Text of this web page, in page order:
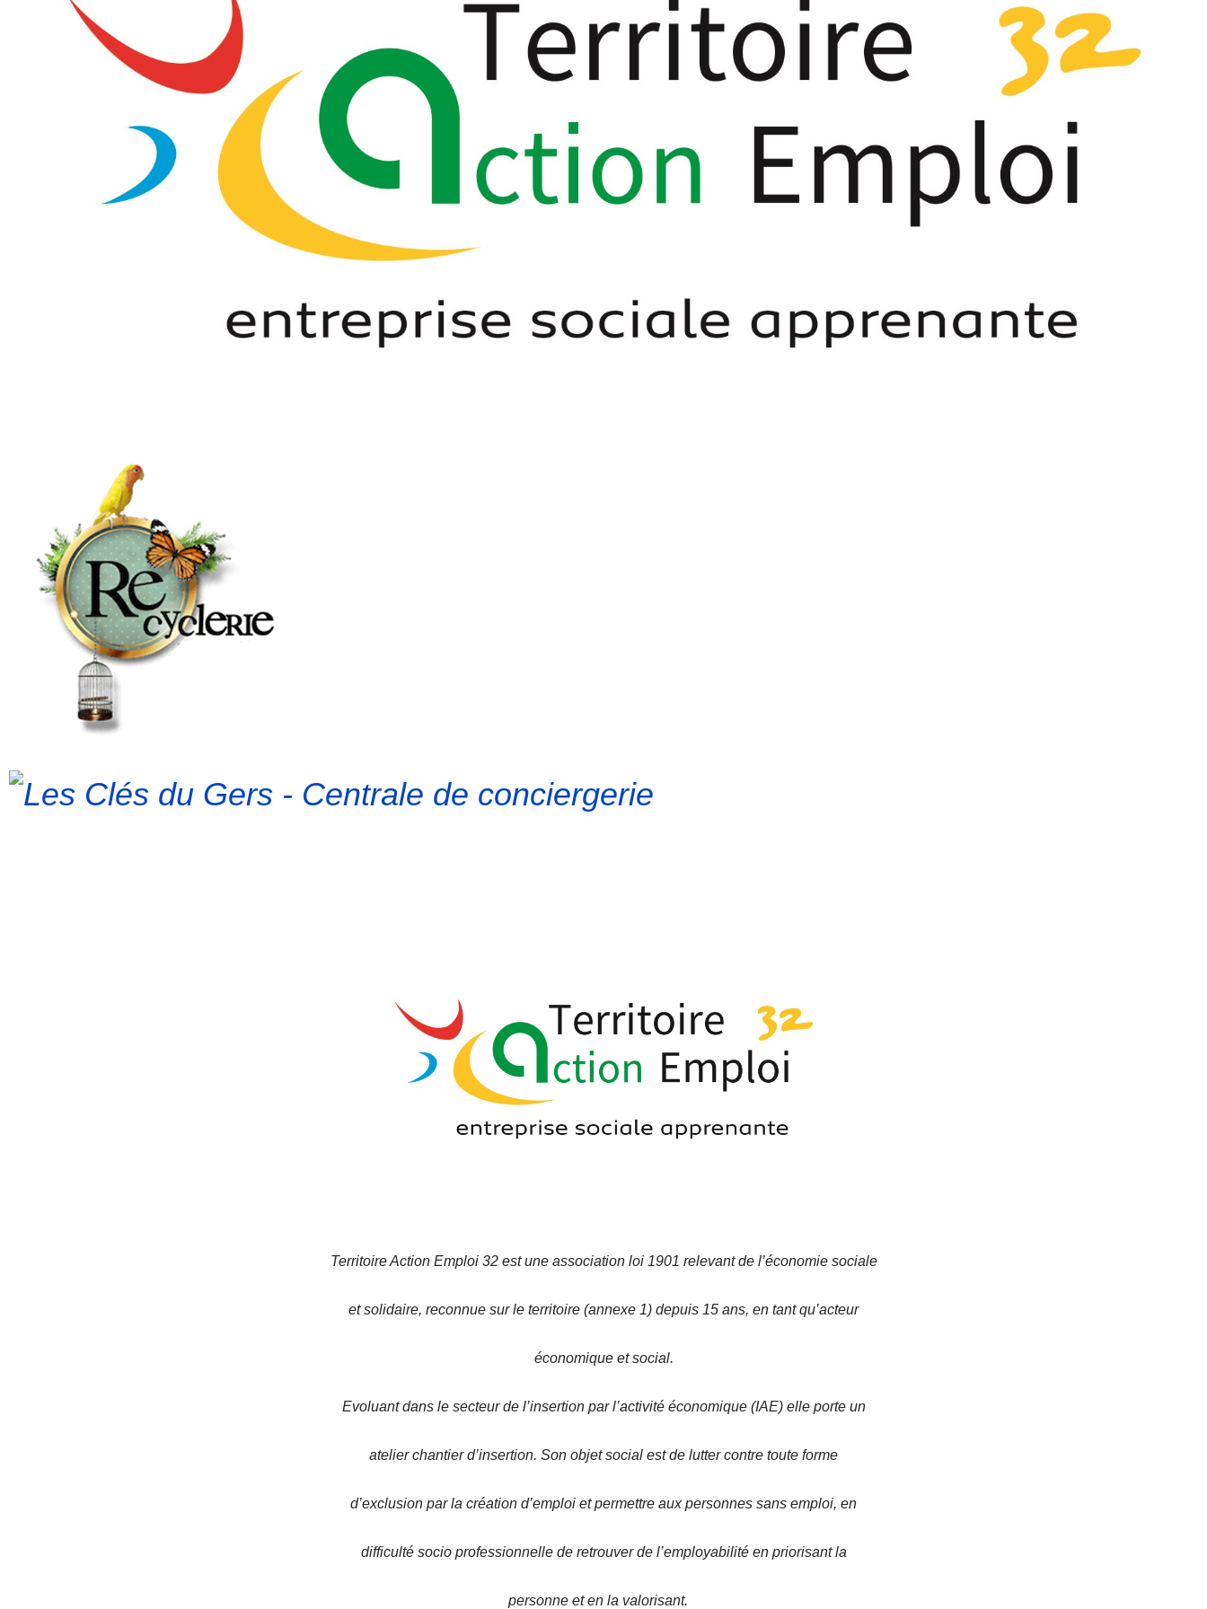
Territoire Action Emploi 32 est une association loi 1901 relevant de l’économie sociale
et solidaire, reconnue sur le territoire (annexe 1) depuis 15 ans, en tant qu’acteur
économique et social.
Evoluant dans le secteur de l’insertion par l’activité économique (IAE) elle porte un
atelier chantier d’insertion. Son objet social est de lutter contre toute forme
d’exclusion par la création d’emploi et permettre aux personnes sans emploi, en
difficulté socio professionnelle de retrouver de l’employabilité en priorisant la
personne et en la valorisant.